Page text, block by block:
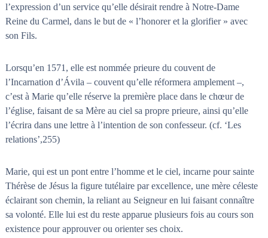
l’expression d’un service qu’elle désirait rendre à Notre-Dame
Reine du Carmel, dans le but de « l’honorer et la glorifier » avec
son Fils.
Lorsqu’en 1571, elle est nommée prieure du couvent de
l’Incarnation d’Ávila – couvent qu’elle réformera amplement –,
c’est à Marie qu’elle réserve la première place dans le chœur de
l’église, faisant de sa Mère au ciel sa propre prieure, ainsi qu’elle
l’écrira dans une lettre à l’intention de son confesseur. (cf. ‘Les
relations’,255)
Marie, qui est un pont entre l’homme et le ciel, incarne pour sainte
Thérèse de Jésus la figure tutélaire par excellence, une mère céleste
éclairant son chemin, la reliant au Seigneur en lui faisant connaître
sa volonté. Elle lui est du reste apparue plusieurs fois au cours son
existence pour approuver ou orienter ses choix.